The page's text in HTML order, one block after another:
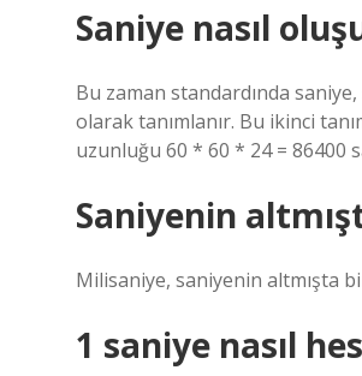
Saniye nasıl
Bu zaman standardında
olarak tanımlanır. Bu ikinci
uzunluğu 60 * 60 * 24 = 86400
Saniyenin
Milisaniye, saniyenin altmışta
1 saniye nasıl